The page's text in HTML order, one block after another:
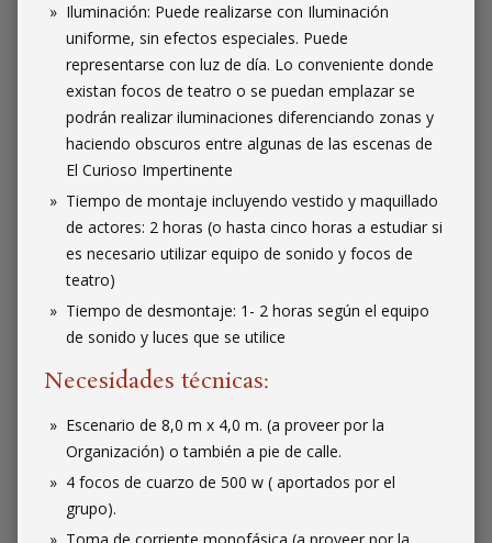
Iluminación: Puede realizarse con Iluminación
uniforme, sin efectos especiales. Puede
representarse con luz de día. Lo conveniente donde
existan focos de teatro o se puedan emplazar se
podrán realizar iluminaciones diferenciando zonas y
haciendo obscuros entre algunas de las escenas de
El Curioso Impertinente
Tiempo de montaje incluyendo vestido y maquillado
de actores: 2 horas (o hasta cinco horas a estudiar si
es necesario utilizar equipo de sonido y focos de
teatro)
Tiempo de desmontaje: 1- 2 horas según el equipo
de sonido y luces que se utilice
Necesidades técnicas:
Escenario de 8,0 m x 4,0 m. (a proveer por la
Organización) o también a pie de calle.
4 focos de cuarzo de 500 w ( aportados por el
grupo).